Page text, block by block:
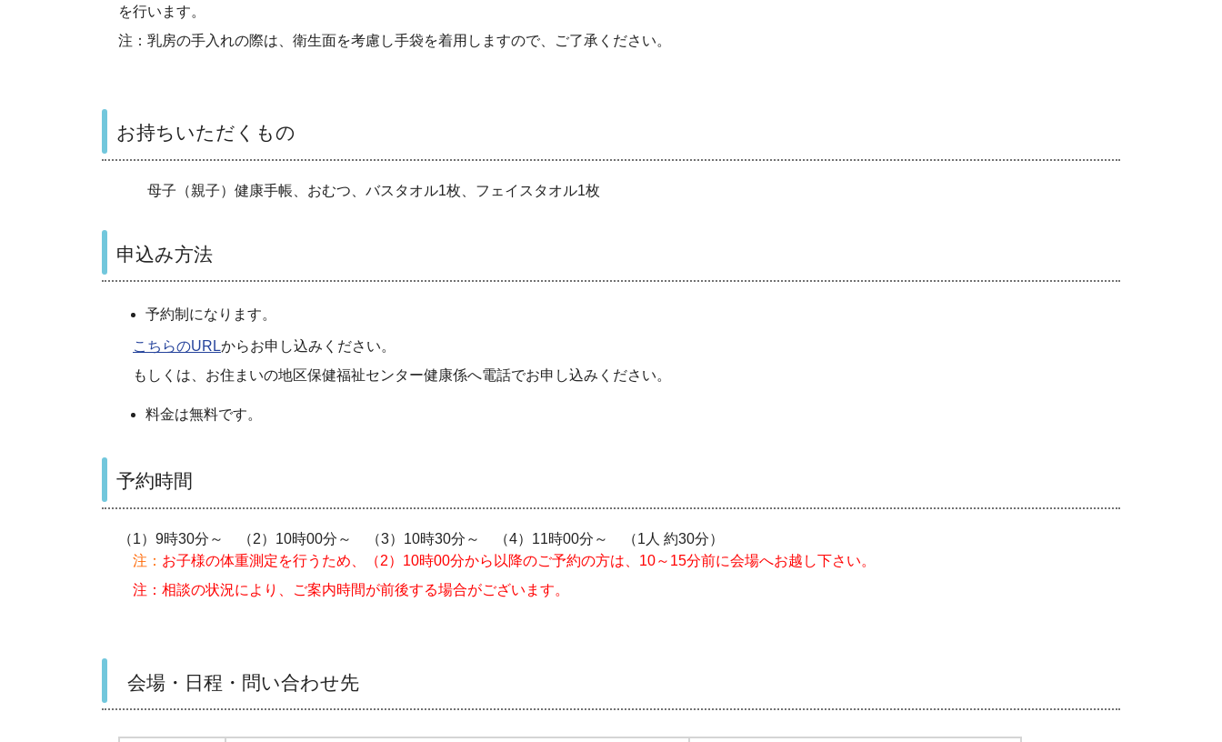
ご意見・ご質問
を行います。
注：乳房の手入れの際は、衛生面を考慮し手袋を着用しますので、ご了承ください。
お持ちいただくもの
母子（親子）健康手帳、おむつ、バスタオル1枚、フェイスタオル1枚
申込み方法
予約制になります。
こちらのURLからお申し込みください。
もしくは、お住まいの地区保健福祉センター健康係へ電話でお申し込みください。
料金は無料です。
予約時間
（1）9時30分～ （2）10時00分～ （3） 10時30分～ （4）11時00分～ （1人 約30分）
注： お子様の体重測定を行うため、（2）10時00分から以降のご予約の方は、10～15分前に会場へお越し下さい。
注：相談の状況により、ご案内時間が前後する場合がございます。
会場・日程・問い合わせ先